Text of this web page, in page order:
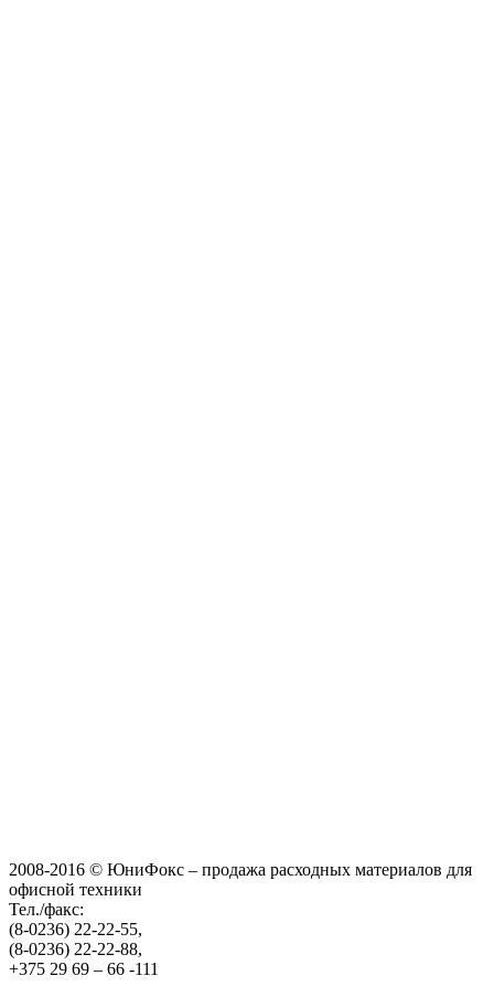
2008-2016 © ЮниФокс – продажа расходных материалов для
офисной техники
Тел./факс:
(8-0236) 22-22-55,
(8-0236) 22-22-88,
+375 29 69 – 66 -111